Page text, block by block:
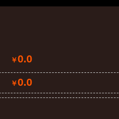
￥0.0
￥0.0